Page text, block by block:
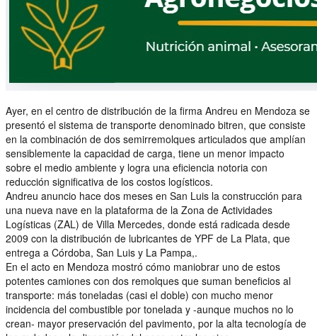
Ayer, en el centro de distribución de la firma Andreu en Mendoza se
presentó el sistema de transporte denominado bitren, que consiste
en la combinación de dos semirremolques articulados que amplían
sensiblemente la capacidad de carga, tiene un menor impacto
sobre el medio ambiente y logra una eficiencia notoria con
reducción significativa de los costos logísticos.
Andreu anuncio hace dos meses en San Luis la construcción para
una nueva nave en la plataforma de la Zona de Actividades
Logísticas (ZAL) de Villa Mercedes, donde está radicada desde
2009 con la distribución de lubricantes de YPF de La Plata, que
entrega a Córdoba, San Luis y La Pampa,.
En el acto en Mendoza mostró cómo maniobrar uno de estos
potentes camiones con dos remolques que suman beneficios al
transporte: más toneladas (casi el doble) con mucho menor
incidencia del combustible por tonelada y -aunque muchos no lo
crean- mayor preservación del pavimento, por la alta tecnología de